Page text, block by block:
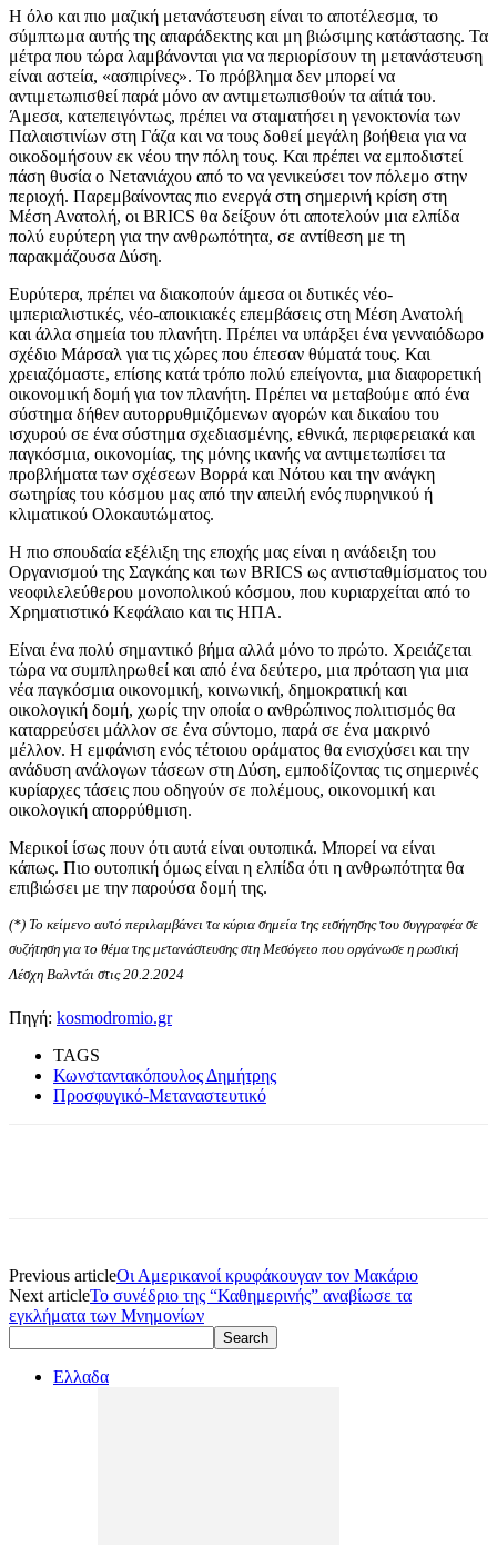
Η όλο και πιο μαζική μετανάστευση είναι το αποτέλεσμα, το
σύμπτωμα αυτής της απαράδεκτης και μη βιώσιμης κατάστασης. Τα
μέτρα που τώρα λαμβάνονται για να περιορίσουν τη μετανάστευση
είναι αστεία, «ασπιρίνες». Το πρόβλημα δεν μπορεί να
αντιμετωπισθεί παρά μόνο αν αντιμετωπισθούν τα αίτιά του.
Άμεσα, κατεπειγόντως, πρέπει να σταματήσει η γενοκτονία των
Παλαιστινίων στη Γάζα και να τους δοθεί μεγάλη βοήθεια για να
οικοδομήσουν εκ νέου την πόλη τους. Και πρέπει να εμποδιστεί
πάση θυσία ο Νετανιάχου από το να γενικεύσει τον πόλεμο στην
περιοχή. Παρεμβαίνοντας πιο ενεργά στη σημερινή κρίση στη
Μέση Ανατολή, οι BRICS θα δείξουν ότι αποτελούν μια ελπίδα
πολύ ευρύτερη για την ανθρωπότητα, σε αντίθεση με τη
παρακμάζουσα Δύση.
Ευρύτερα, πρέπει να διακοπούν άμεσα οι δυτικές νέο-
ιμπεριαλιστικές, νέο-αποικιακές επεμβάσεις στη Μέση Ανατολή
και άλλα σημεία του πλανήτη. Πρέπει να υπάρξει ένα γενναιόδωρο
σχέδιο Μάρσαλ για τις χώρες που έπεσαν θύματά τους. Και
χρειαζόμαστε, επίσης κατά τρόπο πολύ επείγοντα, μια διαφορετική
οικονομική δομή για τον πλανήτη. Πρέπει να μεταβούμε από ένα
σύστημα δήθεν αυτορρυθμιζόμενων αγορών και δικαίου του
ισχυρού σε ένα σύστημα σχεδιασμένης, εθνικά, περιφερειακά και
παγκόσμια, οικονομίας, της μόνης ικανής να αντιμετωπίσει τα
προβλήματα των σχέσεων Βορρά και Νότου και την ανάγκη
σωτηρίας του κόσμου μας από την απειλή ενός πυρηνικού ή
κλιματικού Ολοκαυτώματος.
Η πιο σπουδαία εξέλιξη της εποχής μας είναι η ανάδειξη του
Οργανισμού της Σαγκάης και των BRICS ως αντισταθμίσματος του
νεοφιλελεύθερου μονοπολικού κόσμου, που κυριαρχείται από το
Χρηματιστικό Κεφάλαιο και τις ΗΠΑ.
Είναι ένα πολύ σημαντικό βήμα αλλά μόνο το πρώτο. Χρειάζεται
τώρα να συμπληρωθεί και από ένα δεύτερο, μια πρόταση για μια
νέα παγκόσμια οικονομική, κοινωνική, δημοκρατική και
οικολογική δομή, χωρίς την οποία ο ανθρώπινος πολιτισμός θα
καταρρεύσει μάλλον σε ένα σύντομο, παρά σε ένα μακρινό
μέλλον. Η εμφάνιση ενός τέτοιου οράματος θα ενισχύσει και την
ανάδυση ανάλογων τάσεων στη Δύση, εμποδίζοντας τις σημερινές
κυρίαρχες τάσεις που οδηγούν σε πολέμους, οικονομική και
οικολογική απορρύθμιση.
Μερικοί ίσως πουν ότι αυτά είναι ουτοπικά. Μπορεί να είναι
κάπως. Πιο ουτοπική όμως είναι η ελπίδα ότι η ανθρωπότητα θα
επιβιώσει με την παρούσα δομή της.
(*) Το κείμενο αυτό περιλαμβάνει τα κύρια σημεία της εισήγησης του συγγραφέα σε
συζήτηση για το θέμα της μετανάστευσης στη Μεσόγειο που οργάνωσε η ρωσική
Λέσχη Βαλντάι στις 20.2.2024
Πηγή: kosmodromio.gr
TAGS
Κωνσταντακόπουλος Δημήτρης
Προσφυγικό-Μεταναστευτικό
Previous articleΟι Αμερικανοί κρυφάκουγαν τον Μακάριο
Next articleΤο συνέδριο της “Καθημερινής” αναβίωσε τα
εγκλήματα των Μνημονίων
Ελλαδα